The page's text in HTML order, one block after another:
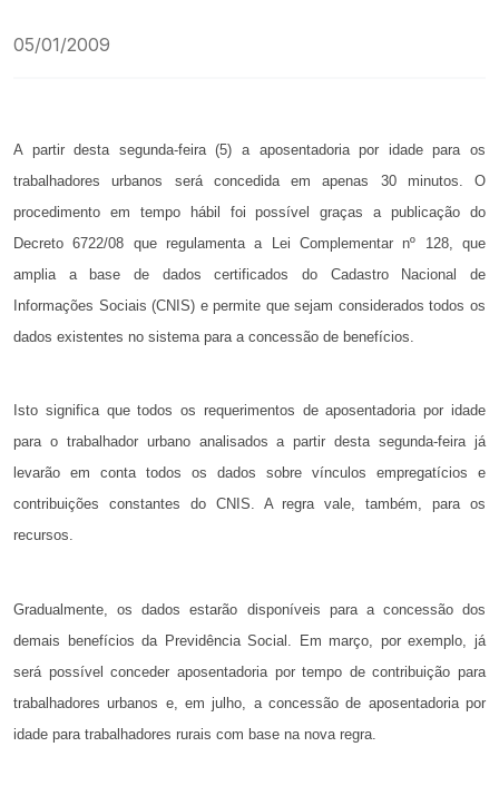
05/01/2009
A partir desta segunda-feira (5) a aposentadoria por idade para os
trabalhadores urbanos será concedida em apenas 30 minutos. O
procedimento em tempo hábil foi possível graças a publicação do
Decreto 6722/08 que regulamenta a Lei Complementar nº 128, que
amplia a base de dados certificados do Cadastro Nacional de
Informações Sociais (CNIS) e permite que sejam considerados todos os
dados existentes no sistema para a concessão de benefícios.
Isto significa que todos os requerimentos de aposentadoria por idade
para o trabalhador urbano analisados a partir desta segunda-feira já
levarão em conta todos os dados sobre vínculos empregatícios e
contribuições constantes do CNIS. A regra vale, também, para os
recursos.
Gradualmente, os dados estarão disponíveis para a concessão dos
demais benefícios da Previdência Social. Em março, por exemplo, já
será possível conceder aposentadoria por tempo de contribuição para
trabalhadores urbanos e, em julho, a concessão de aposentadoria por
idade para trabalhadores rurais com base na nova regra.